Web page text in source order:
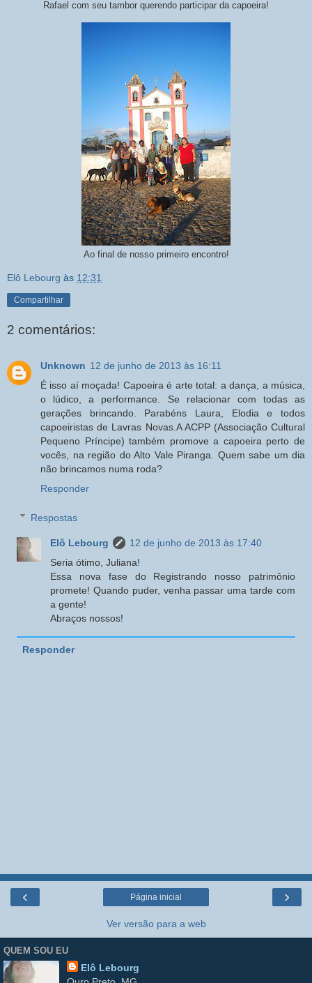
Rafael com seu tambor querendo participar da capoeira!
Ao final de nosso primeiro encontro!
Elô Lebourg às 12:31
Compartilhar
2 comentários:
Unknown 12 de junho de 2013 às 16:11
É isso aí moçada! Capoeira é arte total: a dança, a música,
o lúdico, a performance. Se relacionar com todas as
gerações brincando. Parabéns Laura, Elodia e todos
capoeiristas de Lavras Novas.A ACPP (Associação Cultural
Pequeno Príncipe) também promove a capoeira perto de
vocês, na região do Alto Vale Piranga. Quem sabe um dia
não brincamos numa roda?
Responder
Respostas
Elô Lebourg
12 de junho de 2013 às 17:40
Seria ótimo, Juliana!
Essa nova fase do Registrando nosso patrimônio
promete! Quando puder, venha passar uma tarde com
a gente!
Abraços nossos!
Responder
‹ ›
Página inicial
Ver versão para a web
QUEM SOU EU
Elô Lebourg